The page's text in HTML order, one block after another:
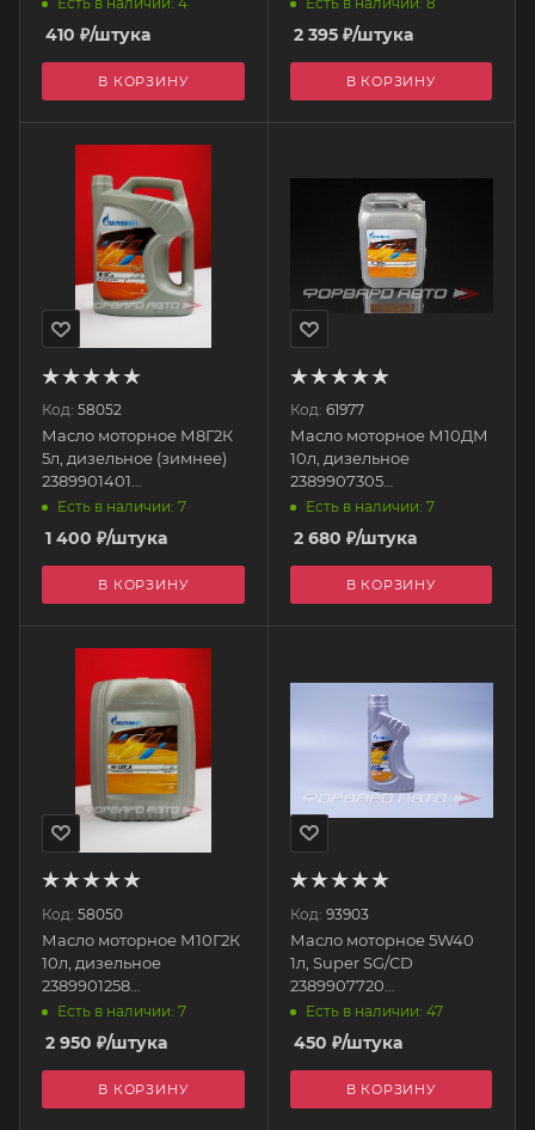
410 ₽/штука
В КОРЗИНУ
GAZPROMNEFT
2 395₽/штука
В КОРЗИНУ
Код: 58052
Масло моторное М8Г2К
5л, дизельное (зимнее)
2389901401
GAZPROMNEFT
Есть в наличии: 7
1 400 ₽/штука
В КОРЗИНУ
Код: 61977
Масло моторное М10ДМ
10л, дизельное
2389907305
GAZPROMNEFT
Есть в наличии: 7
2 680 ₽/штука
В КОРЗИНУ
Код: 58050
Масло моторное М10Г2К
10л, дизельное
2389901258
GAZPROMNEFT
Есть в наличии: 7
2 950 ₽/штука
В КОРЗИНУ
Код: 93903
Масло моторное 5W40
1л, Super SG/CD
2389907720
GAZPROMNEFT
Есть в наличии: 47
450 ₽/штука
В КОРЗИНУ